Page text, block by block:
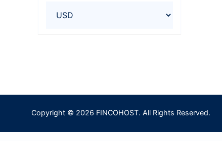
Copyright © 2026 FINCOHOST. All Rights Reserved.